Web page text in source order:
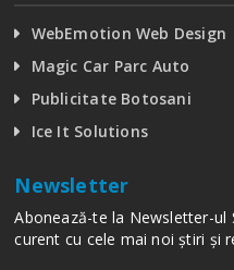
WebEmotion Web Design
Magic Car Parc Auto
Publicitate Botosani
Ice It Solutions
Newsletter
Abonează-te la Newsletter-
curent cu cele mai noi știri și